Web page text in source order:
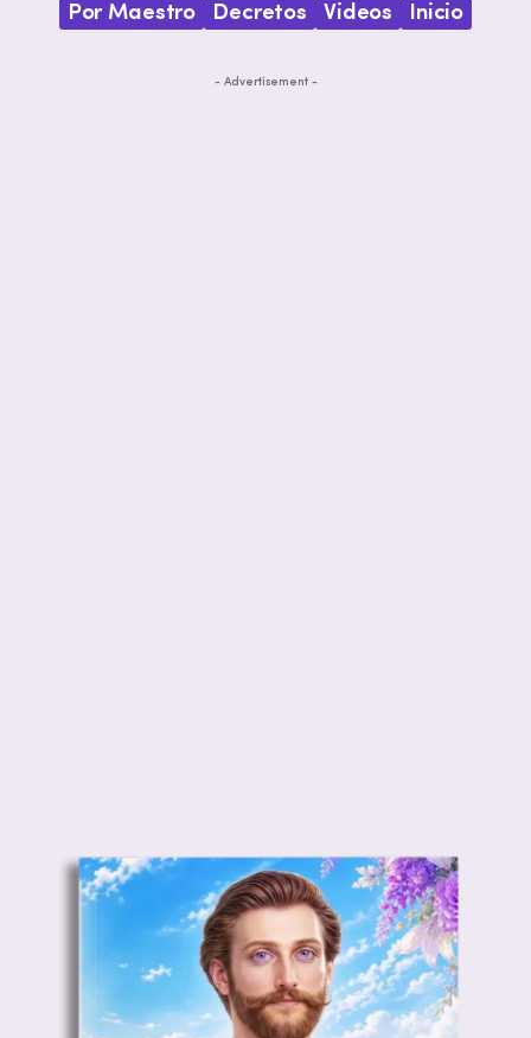
Por Maestro Decretos Videos Inicio
- Advertisement -